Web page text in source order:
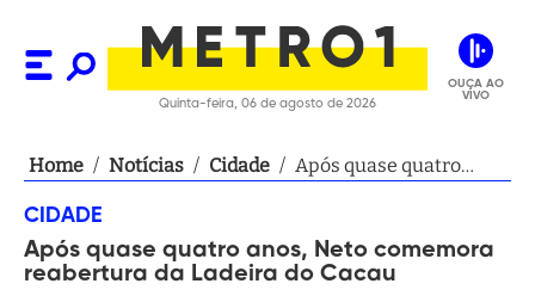
Quinta-feira, 06 de agosto de 2026
OUÇA AO
VIVO
Home / Notícias / Cidade / Após quase quatro
do Cacau
CIDADE
Após quase quatro anos, Neto comemora
reabertura da Ladeira do Cacau